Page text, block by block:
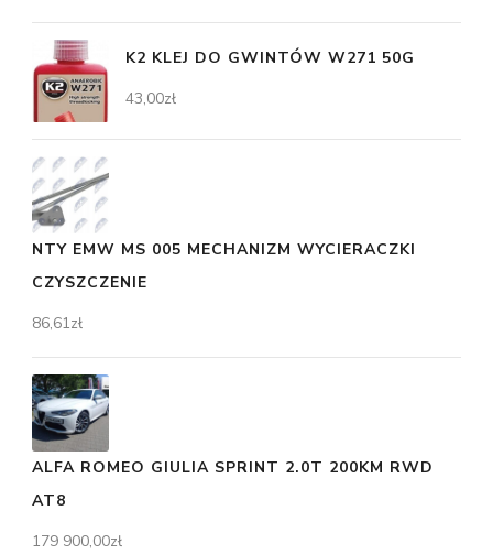
K2 KLEJ DO GWINTÓW W271 50G
43,00zł
NTY EMW MS 005 MECHANIZM WYCIERACZKI
CZYSZCZENIE
86,61zł
ALFA ROMEO GIULIA SPRINT 2.0T 200KM RWD
AT8
179 900,00zł